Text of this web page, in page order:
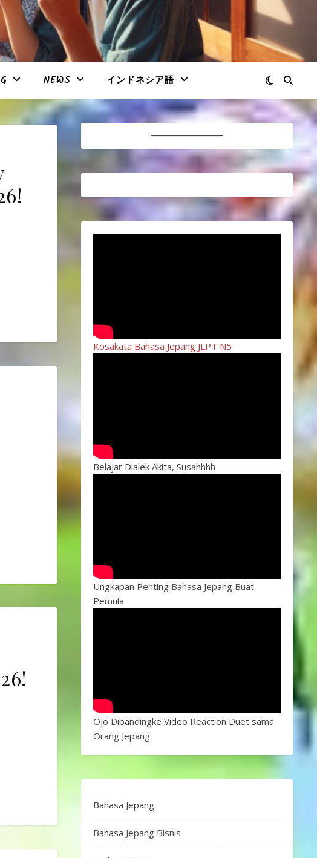
NEWS インドネシア語
Kosakata Bahasa Jepang JLPT N5
Belajar Dialek Akita, Susahhhh
Ungkapan Penting Bahasa Jepang Buat
Pemula
Ojo Dibandingke Video Reaction Duet sama
Orang Jepang
Bahasa Jepang
Bahasa Jepang Bisnis